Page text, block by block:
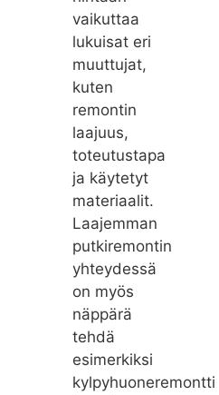
vaikuttaa
lukuisat eri
muuttujat,
kuten
remontin
laajuus,
toteutustapa
ja käytetyt
materiaalit.
Laajemman
putkiremontin
yhteydessä
on myös
näppärä
tehdä
esimerkiksi
kylpyhuoneremontti